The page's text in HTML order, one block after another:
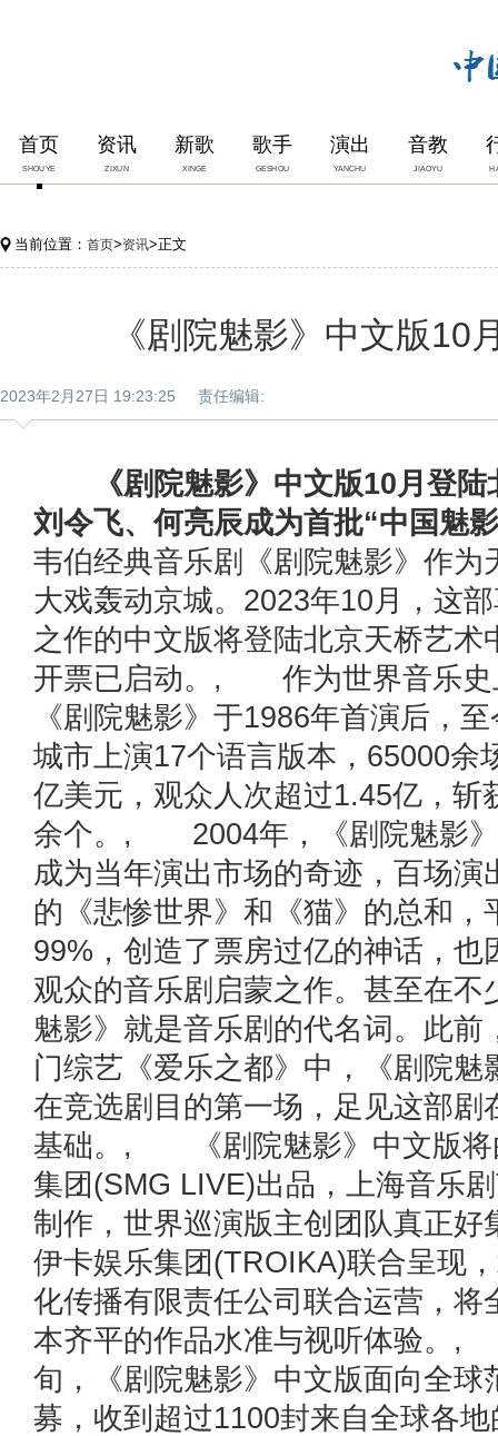
首页
SHOUYE
资讯
ZIXUN
新歌
XINGE
歌手
GESHOU
演出
YANCHU
音教
JIAOYU
当前位置： 首页>资讯>正文
《剧院魅影》中文版10
2023年2月27日 19:23:25 责任编辑:
《剧院魅影》中文版10月登
刘令飞、何亮辰成为首批“中国魅
韦伯经典音乐剧《剧院魅影》作为
大戏轰动京城。2023年10月，这
之作的中文版将登陆北京天桥艺术
开票已启动。, 作为世界音乐史
《剧院魅影》于1986年首演后，
城市上演17个语言版本，65000余
亿美元，观众人次超过1.45亿，斩
余个。, 2004年，《剧院魅影》
成为当年演出市场的奇迹，百场演
的《悲惨世界》和《猫》的总和，
99%，创造了票房过亿的神话，也
观众的音乐剧启蒙之作。甚至在不
魅影》就是音乐剧的代名词。此前
门综艺《爱乐之都》中，《剧院魅
在竞选剧目的第一场，足见这部剧
基础。, 《剧院魅影》中文版将
集团(SMG LIVE)出品，上海音乐
制作，世界巡演版主创团队真正好
伊卡娱乐集团(TROIKA)联合呈现
化传播有限责任公司联合运营，将
本齐平的作品水准与视听体验
旬，《剧院魅影》中文版面向全球
募，收到超过1100封来自全球各